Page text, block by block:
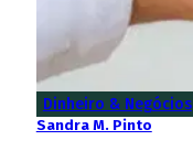
Dinheiro & Negócios
Sandra M. Pinto